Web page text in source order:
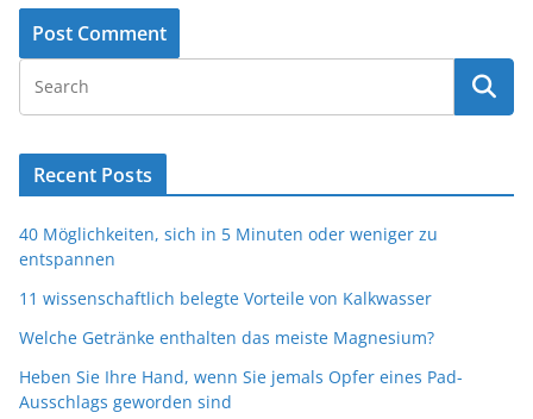
Recent Posts
40 Möglichkeiten, sich in 5 Minuten oder weniger zu
entspannen
11 wissenschaftlich belegte Vorteile von Kalkwasser
Welche Getränke enthalten das meiste Magnesium?
Heben Sie Ihre Hand, wenn Sie jemals Opfer eines Pad-
Ausschlags geworden sind